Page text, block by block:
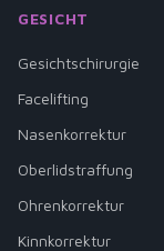
GESICHT
Gesichtschirurgie
Facelifting
Nasenkorrektur
Oberlidstraffung
Ohrenkorrektur
Kinnkorrektur